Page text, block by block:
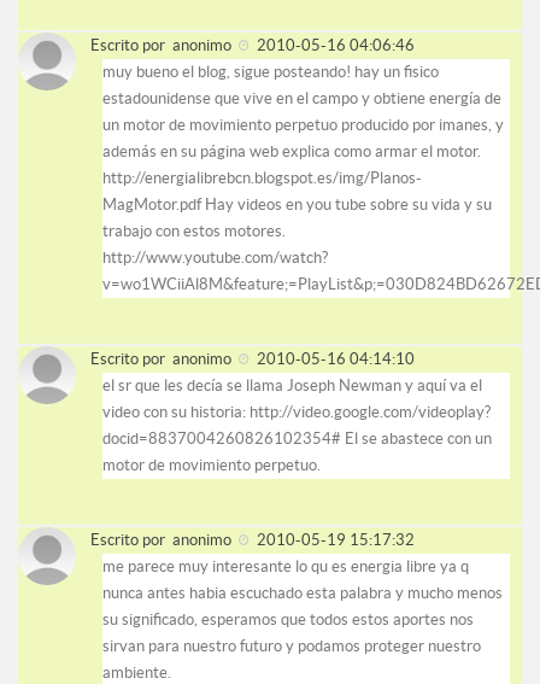
Escrito por anonimo
2010-05-16 04:06:46
muy bueno el blog, sigue posteando! hay un fisico
estadounidense que vive en el campo y obtiene energía de
un motor de movimiento perpetuo producido por imanes, y
además en su página web explica como armar el motor.
http://energialibrebcn.blogspot.es/img/Planos-
MagMotor.pdf Hay videos en you tube sobre su vida y su
trabajo con estos motores.
http://www.youtube.com/watch?
Escrito por anonimo
2010-05-16 04:14:10
el sr que les decía se llama Joseph Newman y aquí va el
video con su historia: http://video.google.com/videoplay?
docid=8837004260826102354# El se abastece con un
motor de movimiento perpetuo.
Escrito por anonimo
2010-05-19 15:17:32
me parece muy interesante lo qu es energia libre ya q
nunca antes habia escuchado esta palabra y mucho menos
su significado, esperamos que todos estos aportes nos
sirvan para nuestro futuro y podamos proteger nuestro
ambiente.